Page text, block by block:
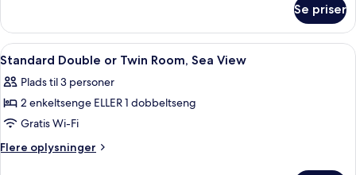
Room
Double
or
Twin
Se priser
Indlæs
alle
billeder
af
Standard
Double
Et moderne hotelværelse med en
7
Standard Double or Twin Room, Sea View
Plads til 3 personer
2 enkeltsenge ELLER 1 dobbeltseng
Gratis Wi-Fi
Flere oplysninger
Flere